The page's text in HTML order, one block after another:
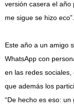
versión casera el año
me sigue se hizo eco”.
Este año a un amigo
WhatsApp con
en las redes
que además los
“De hecho es eso: